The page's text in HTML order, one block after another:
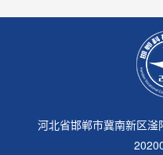
河北省邯郸市冀南新区